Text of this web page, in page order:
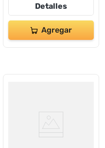
Detalles
Agregar